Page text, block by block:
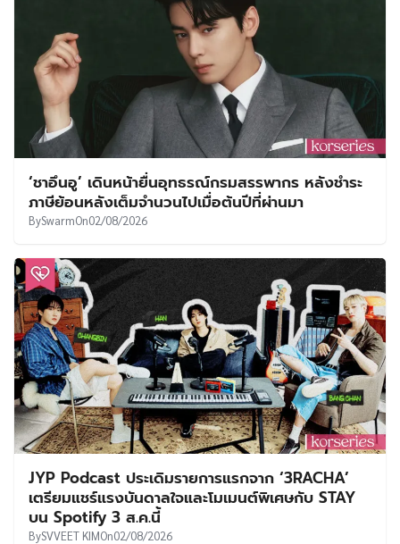
‘ชาอึนอู’ เดินหน้ายื่นอุทธรณ์กรมสรรพากร หลังชำระ
ภาษีย้อนหลังเต็มจำนวนไปเมื่อต้นปีที่ผ่านมา
BySwarmOn02/08/2026
JYP Podcast ประเดิมรายการแรกจาก ‘3RACHA’
เตรียมแชร์แรงบันดาลใจและโมเมนต์พิเศษกับ STAY
บน Spotify 3 ส.ค.นี้
BySVVEET KIMOn02/08/2026